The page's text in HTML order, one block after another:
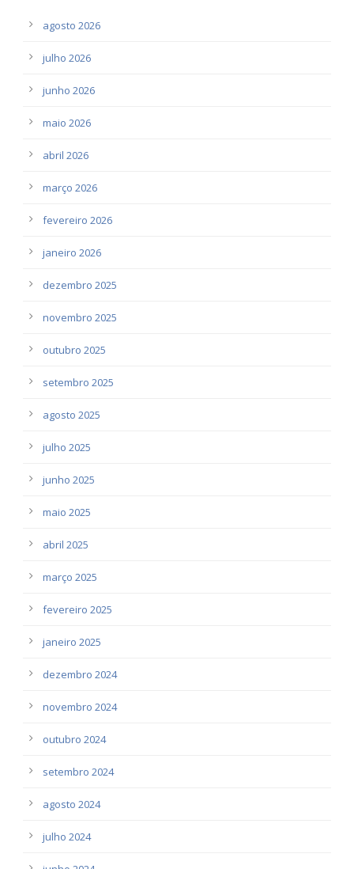
agosto 2026
julho 2026
junho 2026
maio 2026
abril 2026
março 2026
fevereiro 2026
janeiro 2026
dezembro 2025
novembro 2025
outubro 2025
setembro 2025
agosto 2025
julho 2025
junho 2025
maio 2025
abril 2025
março 2025
fevereiro 2025
janeiro 2025
dezembro 2024
novembro 2024
outubro 2024
setembro 2024
agosto 2024
julho 2024